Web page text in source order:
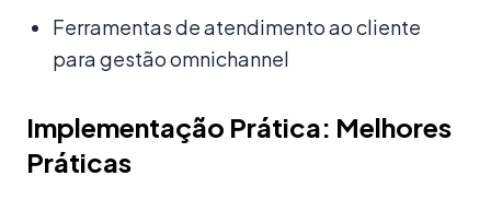
Ferramentas de atendimento ao cliente
para gestão omnichannel
Implementação Prática: Melhores
Práticas